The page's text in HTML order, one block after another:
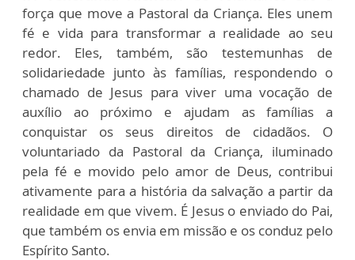
força que move a Pastoral da Criança. Eles unem
fé e vida para transformar a realidade ao seu
redor. Eles, também, são testemunhas de
solidariedade junto às famílias, respondendo o
chamado de Jesus para viver uma vocação de
auxílio ao próximo e ajudam as famílias a
conquistar os seus direitos de cidadãos. O
voluntariado da Pastoral da Criança, iluminado
pela fé e movido pelo amor de Deus, contribui
ativamente para a história da salvação a partir da
realidade em que vivem. É Jesus o enviado do Pai,
que também os envia em missão e os conduz pelo
Espírito Santo.